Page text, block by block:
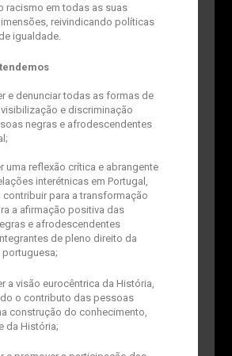
racismo em todas as suas
reivindicando políticas
igualdade.
e denunciar todas as formas de
e discriminação
negras e afrodescendentes
uma reflexão crítica e abrangente
interétnicas em Portugal,
contribuir para a transformação
a afirmação positiva das
e afrodescendentes
de pleno direito da
a visão eurocêntrica da História,
o contributo das pessoas
construção do conhecimento,
da História;